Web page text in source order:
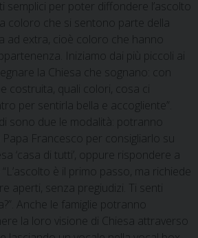
per poter diffondere l’ascolto
coloro che si sentono parte della
ad extra, cioè coloro che hanno
Iniziamo dai più piccoli ai
la Chiesa che sognano: con
costruita, quali colori, cosa ci
per sentirla bella e accogliente”.
sono due le modalità: potranno
Papa Francesco per consigliarlo su
‘casa di tutti’, oppure rispondere a
è il primo passo, ma richiede
aperti, senza pregiudizi. Ti senti
Anche le famiglie potranno
la loro visione di Chiesa attraverso